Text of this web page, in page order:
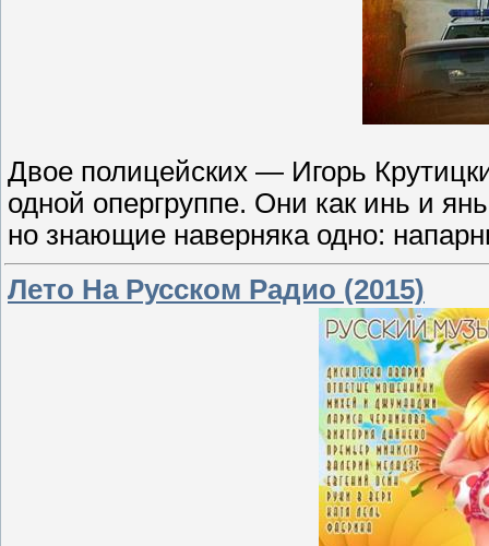
Двое полицейских — Игорь
одной опергруппе. Они как инь и
но знающие наверняка одно:
Лето На Русском Радио (2015)